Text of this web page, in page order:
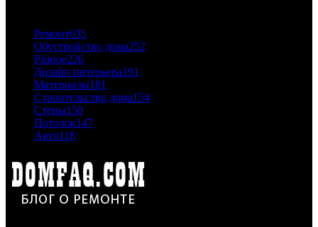
Ремонт635
Обустройство дома252
Разное226
Дизайн интерьера191
Материалы181
Строительство дома154
Стены150
Потолок147
Авто118